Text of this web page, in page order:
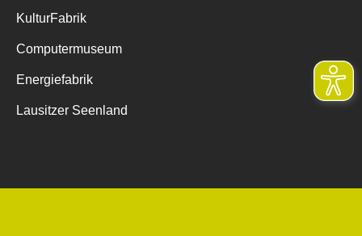
KulturFabrik
Computermuseum
Energiefabrik
Lausitzer Seenland